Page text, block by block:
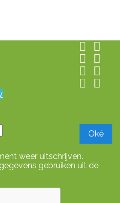
 
 
 
 
weer uitschrijven.
gebruiken uit de